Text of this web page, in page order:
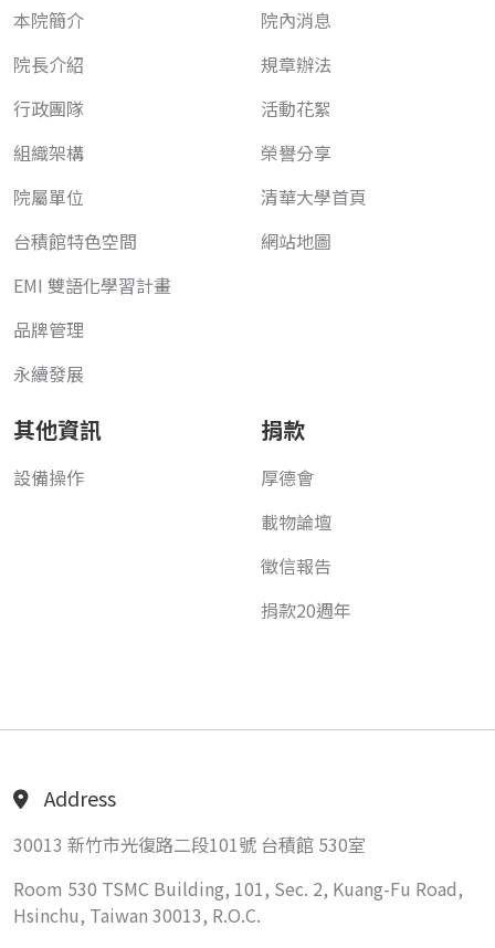
本院簡介
院長介紹
行政團隊
組織架構
院屬單位
台積館特色空間
EMI 雙語化學習計畫
品牌管理
永續發展
院內消息
規章辦法
活動花絮
榮譽分享
清華大學首頁
網站地圖
其他資訊
設備操作
捐款
厚德會
載物論壇
徵信報告
捐款20週年
Address
30013 新竹市光復路二段101號 台積館 530室
Room 530 TSMC Building, 101, Sec. 2, Kuang-Fu Road,
Hsinchu, Taiwan 30013, R.O.C.